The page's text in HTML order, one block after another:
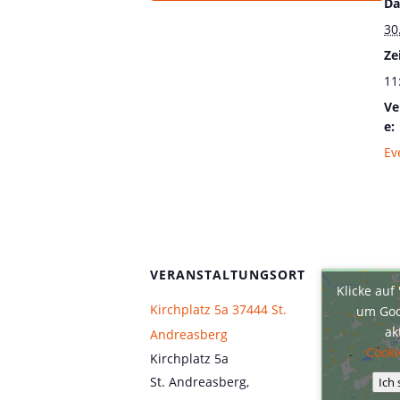
e:
VERANSTALTUNGSORT
Kirchplatz 5a 37444 St.
Andreasberg
Kirchplatz 5a
St. Andreasberg,
Klicke auf
um
Ich